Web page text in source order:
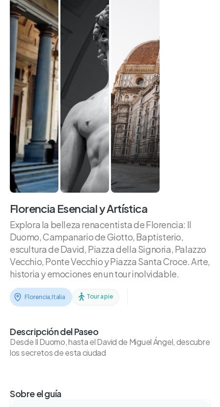
Florencia Esencial y Artística
Explora la belleza renacentista de Florencia: Il
Duomo, Campanario de Giotto, Baptisterio,
escultura de David, Piazza della Signoria, Palazzo
Vecchio, Ponte Vecchio y Piazza Santa Croce. Arte,
historia y emociones en un tour inolvidable.
Florencia ,Italia Tour a pie
Descripción del Paseo
Desde Il Duomo, hasta el David de Miguel Ángel, descubre
los secretos de esta ciudad
Sobre el guía